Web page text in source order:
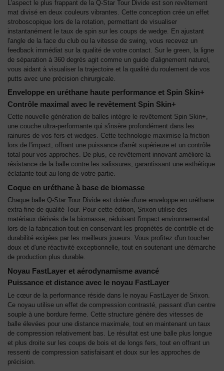
L'aspect le plus frappant de la Q-Star Tour Divide est son revêtement
mat divisé en deux couleurs vibrantes. Cette conception crée un effet
stroboscopique lors de la rotation, permettant de visualiser
instantanément le taux de spin sur les coups de wedge. En ajustant
l'angle de la face du club ou la vitesse de swing, vous recevez un
feedback immédiat sur la qualité de votre contact. Sur le green, la ligne
de séparation à 360 degrés agit comme un guide d'alignement naturel,
vous aidant à visualiser la trajectoire et la qualité du roulement de vos
putts avec une précision chirurgicale.
Enveloppe en uréthane haute performance et Spin Skin+
Contrôle maximal avec le revêtement Spin Skin+
Cette nouvelle génération de balles intègre le revêtement Spin Skin+,
une couche ultra-performante qui s'insère profondément dans les
rainures de vos fers et wedges. Cette technologie maximise la friction
lors de l'impact, offrant une puissance d'arrêt supérieure et un contrôle
total pour vos approches. De plus, ce revêtement innovant améliore la
résistance de la balle contre les salissures, garantissant une esthétique
éclatante tout au long de votre partie.
Coque en uréthane à base de biomasse
Chaque balle Q-Star Tour Divide est dotée d'une enveloppe en uréthane
extra-fine de qualité Tour. Pour cette édition, Srixon utilise des
matériaux dérivés de la biomasse, réduisant l'impact environnemental
lors de la fabrication tout en conservant les propriétés de contrôle et de
durabilité exigées par les meilleurs joueurs. Vous profitez d'un toucher
doux et d'une réactivité exceptionnelle, tout en soutenant une démarche
de production plus durable.
Noyau FastLayer et aérodynamisme avancé
Puissance et distance avec le noyau FastLayer
Le cœur de la performance réside dans le noyau FastLayer de Srixon.
Ce noyau utilise un effet de compression contrasté, passant d'un centre
souple à une bordure ferme. Cette structure génère des vitesses de
balle élevées pour une distance maximale, tout en maintenant un taux
de compression relativement bas. Le résultat est une balle plus longue
et plus droite sur les coups de bois et de longs fers, tout en offrant un
ressenti de compression satisfaisant et doux sur les approches de
précision.